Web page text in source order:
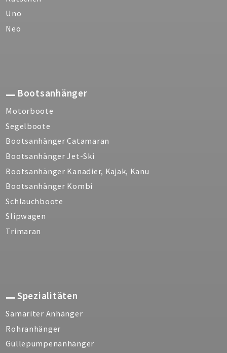
Uno
Neo
Bootsanhänger
Motorboote
Segelboote
Bootsanhänger Catamaran
Bootsanhänger Jet-Ski
Bootsanhänger Kanadier, Kajak, Kanu
Bootsanhänger Kombi
Schlauchboote
Slipwagen
Trimaran
Spezialitäten
Samariter Anhänger
Rohranhänger
Güllepumpenanhänger